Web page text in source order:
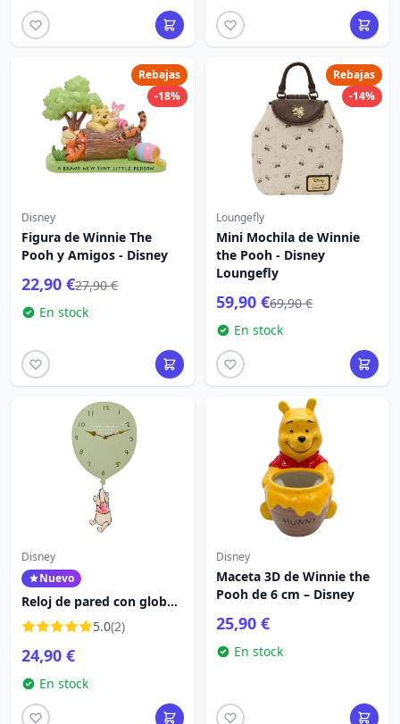
Rebajas
-18%
Disney
Figura de Winnie The
Pooh y Amigos - Disney
22,90 €27,90 €
En stock
Rebajas
-14%
Loungefly
Mini Mochila de Winnie
the Pooh - Disney
Loungefly
59,90 €69,90 €
En stock
Disney
Nuevo
Reloj de pared con globo
de Winnie The Pooh de
Disney
5.0(2)
24,90 €
En stock
Disney
Maceta 3D de Winnie the
Pooh de 6 cm – Disney
25,90 €
En stock